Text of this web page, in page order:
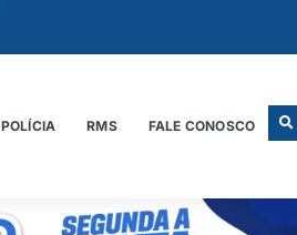
POLÍCIA RMS FALE CONOSCO